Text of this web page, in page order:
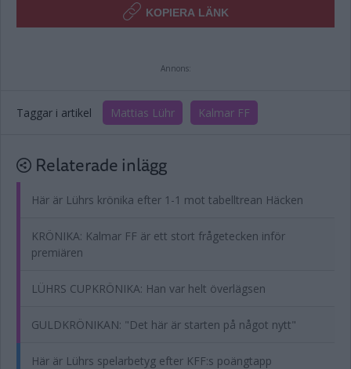
KOPIERA LÄNK
Annons:
Taggar i artikel Mattias Lühr Kalmar FF
Relaterade inlägg
Här är Lührs krönika efter 1-1 mot tabelltrean Häcken
KRÖNIKA: Kalmar FF är ett stort frågetecken inför
premiären
LÜHRS CUPKRÖNIKA: Han var helt överlägsen
GULDKRÖNIKAN: "Det här är starten på något nytt"
Här är Lührs spelarbetyg efter KFF:s poängtapp